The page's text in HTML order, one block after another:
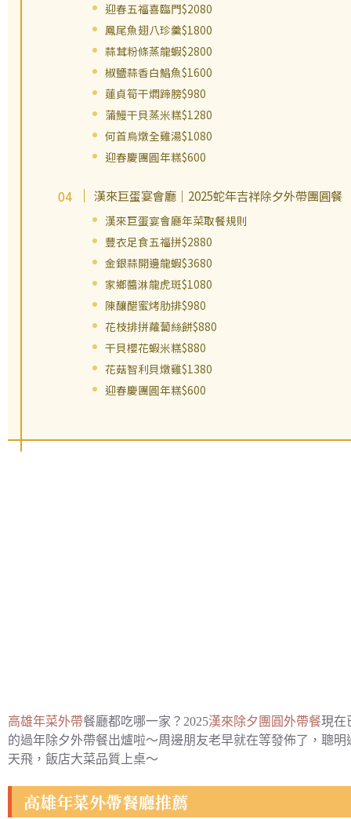
迎春五福喜臨門$2080
鳳尾魚翅八珍羹$1800
蒜茸粉條蒸龍蝦$2800
椒鹽蒜香白鯧魚$1600
蓮貞筍干燜蹄膀$980
蒲鰻干貝蒸米糕$1280
何首烏燉全雞湯$1080
迎春慶團圓年糕$600
漢來巨蛋宴會廳｜2025蛇年吉祥除夕外帶團圓餐
漢來巨蛋宴會廳年菜取餐規則
豐衣足食五福拼$2880
金銀蒜開邊龍蝦$3680
家鄉醬淋龍虎斑$1080
陳釀醋蜜烤肋排$980
花枝排拼蘿蔔絲餅$880
干貝櫻花蝦米糕$880
花菇智利貝燉雞$1380
迎春慶團圓年糕$600
高雄年菜外帶餐廳都吃哪一家？ 2025漢來除夕團圓外帶餐現在
的過年除夕外帶餐出爐啦～周邊朋友老早就在等發佈了，聰
天飛，飯店大菜品質上桌～
高雄年菜外帶餐廳推薦